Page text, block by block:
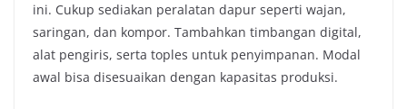
ini. Cukup sediakan peralatan dapur seperti wajan,
saringan, dan kompor. Tambahkan timbangan digital,
alat pengiris, serta toples untuk penyimpanan. Modal
awal bisa disesuaikan dengan kapasitas produksi.